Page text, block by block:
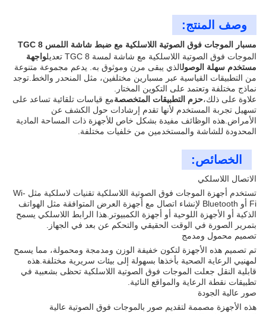
وصف المنتج:
مسبار الموجات فوق الصوتية اللاسلكية مع ضبط شاشة اللمس TGC 8
الموجات فوق الصوتية اللاسلكية مع شاشة لمسة TGC 8 تعديل
واجهة
مستخدم سهلة الوصولالذي يبقى مرن وموثوق به. يدعم مجموعة متنوعة
من التطبيقات القياسية عبر مسبارين مختلفين، مثل المنحدر والخط.توجد
نماذج مختلفة وتعتمد على التكوين المختار.
علاوة على ذلك،حزم التطبيقات المتخصصةمع قياسات تلقائية تساعد على
تسهيل تجربة المستخدم لأنها تقدم إرشادات حول الكشف عن
الأمراض.هذه الوظائف مفيدة بشكل خاص للأجهزة ذات المساحة المادية
المحدودة للشاشة والمستخدمين من خلفيات مختلفة.
الخصائص:
الاتصال اللاسلكي
تستخدم أجهزة الموجات فوق الصوتية اللاسلكية تقنيات لاسلكية مثل Wi-
Fi أو Bluetooth لإنشاء اتصال مع أجهزة العرض المتوافقة مثل الهواتف
الذكية أو الأجهزة اللوحية أو أجهزة الكمبيوتر.هذا الرابط اللاسلكي يسمح
بتمرير الصورة في الوقت الحقيقي والتحكم عن بعد في الجهاز.
تصميم محمول ومدمج
تم تصميم هذه الأجهزة لتكون خفيفة الوزن ومدمجة ومحمولة، مما يسمح
لمهنيي الرعاية الصحية بأخذها بسهولة إلى بيئات سريرية مختلفة.هذه
قابلية النقل جعلت الموجات فوق الصوتية اللاسلكية تحظى بشعبية في
تطبيقات نقطة الرعاية والمواقع النائية.
صور عالية الجودة
هذه الأجهزة مصممة لتقديم صور بالموجات فوق الصوتية عالية